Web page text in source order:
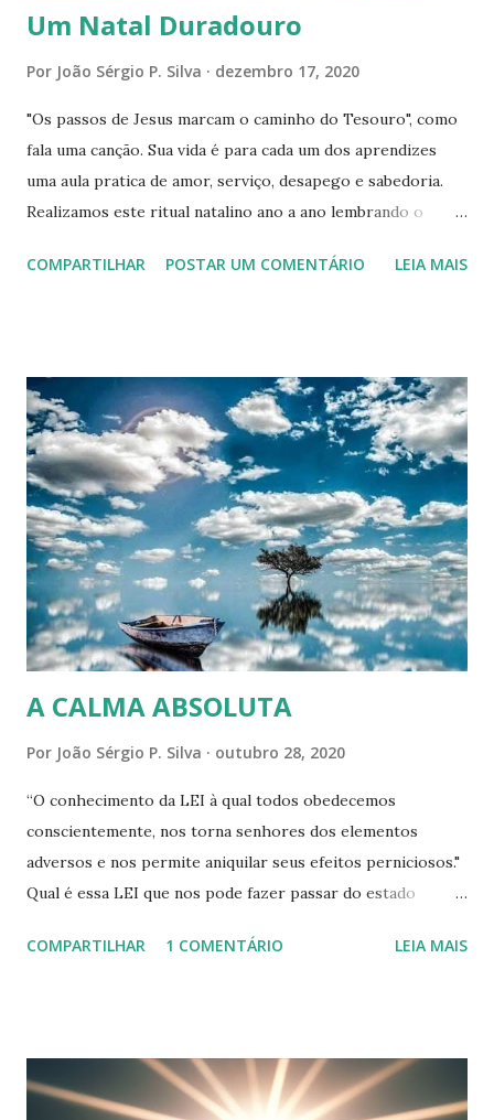
Um Natal Duradouro
Por João Sérgio P. Silva dezembro 17, 2020
"Os passos de Jesus marcam o caminho do Tesouro", como
fala uma canção. Sua vida é para cada um dos aprendizes
uma aula pratica de amor, serviço, desapego e sabedoria.
Realizamos este ritual natalino ano a ano lembrando o
que o Cristo renasça também no coração dos Homens.
tristeza. Tudo é alegria e Beleza. O simbolismo do
nascimento do menino na manjedoura conta a nossa
própria historia de busca pelo despertar do nosso menino
Cristo que esta nascendo em nossos corações. A
simplicidade e ausência de adornos simboliza o
despojamento e desapego necessário para que ele possa
nos demonstrar toda sua grandeza e esplendor. Os
presentes dos sábios viajantes reconhecem através do
simbolismo do ouro a sua pureza e inocência, no
simbolismo do incenso demonstra a sua...
COMPARTILHAR POSTAR UM COMENTÁRIO LEIA MAIS
A CALMA ABSOLUTA
Por João Sérgio P. Silva outubro 28, 2020
“O conhecimento da LEI à qual todos obedecemos
conscientemente, nos torna senhores dos elementos
adversos e nos permite aniquilar seus efeitos perniciosos."
Qual é essa LEI que nos pode fazer passar do estado
indicar essa LEI, Mann diz que sua base é a calma absoluta, e
equilíbrio, a atividade que se produz em nós e que é
transportada pelos nervos, depois pelas fibras, até as
COMPARTILHAR 1 COMENTÁRIO LEIA MAIS